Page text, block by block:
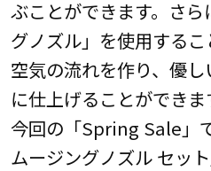
ぶことができます。さ
グノズル」を使用する
空気の流れを作り、優
に仕上げることができま
今回の「Spring Sale」
ムージングノズル セッ